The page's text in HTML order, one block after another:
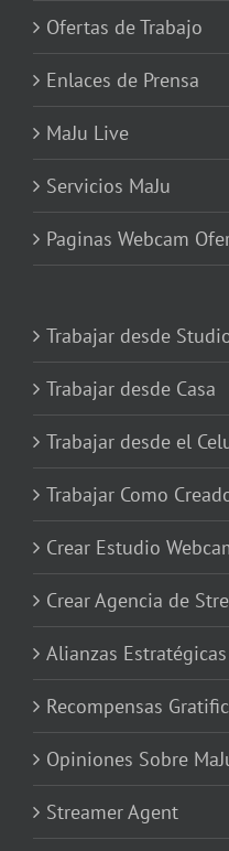
Ofertas de Trabajo
Enlaces de Prensa
MaJu Live
Servicios MaJu
Paginas Webcam
Trabajar desde
Trabajar desde Casa
Trabajar desde el
Trabajar Como
Crear Estudio
Crear Agencia de
Alianzas Estratégicas
Recompensas
Opiniones Sobre
Streamer Agent